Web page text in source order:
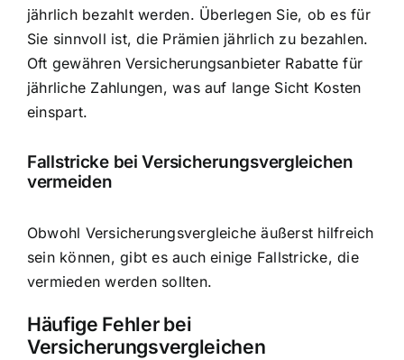
jährlich bezahlt werden. Überlegen Sie, ob es für
Sie sinnvoll ist, die Prämien jährlich zu bezahlen.
Oft gewähren Versicherungsanbieter Rabatte für
jährliche Zahlungen, was auf lange Sicht Kosten
einspart.
Fallstricke bei Versicherungsvergleichen
vermeiden
Obwohl Versicherungsvergleiche äußerst hilfreich
sein können, gibt es auch einige Fallstricke, die
vermieden werden sollten.
Häufige Fehler bei
Versicherungsvergleichen